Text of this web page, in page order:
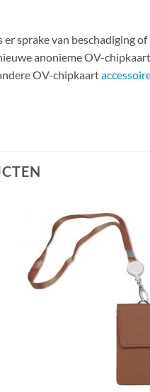
er sprake van beschadiging
anonieme OV-
OV-chipkaart